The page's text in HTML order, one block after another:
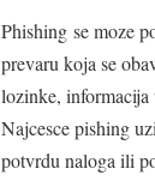
Phishing se moze
prevaru koja se
lozinke, informacija
Najcesce pishing
potvrdu naloga ili